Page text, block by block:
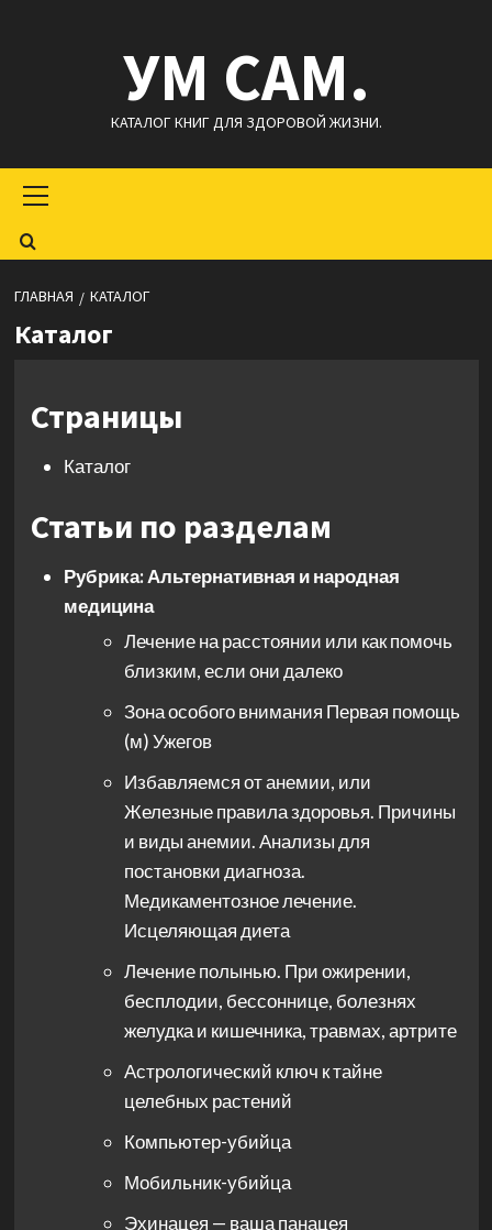
УМ САМ.
КАТАЛОГ КНИГ ДЛЯ ЗДОРОВОЙ ЖИЗНИ.
меню
ГЛАВНАЯ КАТАЛОГ
Каталог
Страницы
Каталог
Статьи по разделам
Рубрика:Альтернативная и народная
медицина
Лечение на расстоянии или как помочь
близким, если они далеко
Зона особого внимания Первая помощь
(м) Ужегов
Избавляемся от анемии, или
Железные правила здоровья. Причины
и виды анемии. Анализы для
постановки диагноза.
Медикаментозное лечение.
Исцеляющая диета
Лечение полынью. При ожирении,
бесплодии, бессоннице, болезнях
желудка и кишечника, травмах, артрите
Астрологический ключ к тайне
целебных растений
Компьютер-убийца
Мобильник-убийца
Эхинацея — ваша панацея